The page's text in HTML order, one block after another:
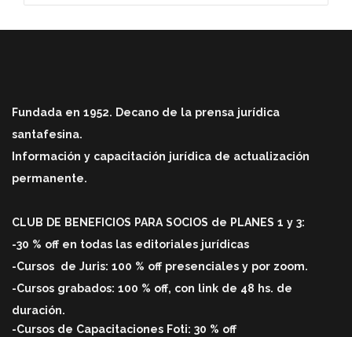
Fundada en 1952. Decano de la prensa jurídica
santafesina.
Información y capacitación jurídica de actualización
permanente.
CLUB DE BENEFICIOS PARA SOCIOS de PLANES 1 y 3:
-30 % off en todas las editoriales jurídicas
-Cursos de Juris: 100 % off presenciales y por zoom.
-Cursos grabados: 100 % off, con link de 48 hs. de
duración.
-Cursos de Capacitaciones Foti: 30 % off